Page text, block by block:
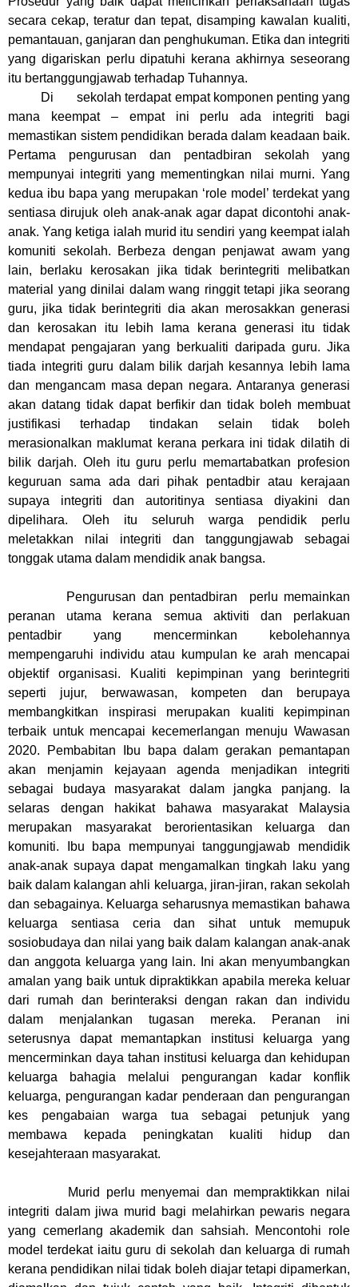
secara cekap, teratur dan tepat, disamping kawalan kualiti,
pemantauan, ganjaran dan penghukuman. Etika dan integriti
yang digariskan perlu dipatuhi kerana akhirnya seseorang
itu bertanggungjawab terhadap Tuhannya.
Di sekolah terdapat empat komponen penting yang
mana keempat – empat ini perlu ada integriti bagi
memastikan sistem pendidikan berada dalam keadaan baik.
Pertama pengurusan dan pentadbiran sekolah yang
mempunyai integriti yang mementingkan nilai murni. Yang
kedua ibu bapa yang merupakan ‘role model’ terdekat yang
sentiasa dirujuk oleh anak-anak agar dapat dicontohi anak-
anak. Yang ketiga ialah murid itu sendiri yang keempat ialah
komuniti sekolah. Berbeza dengan penjawat awam yang
lain, berlaku kerosakan jika tidak berintegriti melibatkan
material yang dinilai dalam wang ringgit tetapi jika seorang
guru, jika tidak berintegriti dia akan merosakkan generasi
dan kerosakan itu lebih lama kerana generasi itu tidak
mendapat pengajaran yang berkualiti daripada guru. Jika
tiada integriti guru dalam bilik darjah kesannya lebih lama
dan mengancam masa depan negara. Antaranya generasi
akan datang tidak dapat berfikir dan tidak boleh membuat
justifikasi terhadap tindakan selain tidak boleh
merasionalkan maklumat kerana perkara ini tidak dilatih di
bilik darjah. Oleh itu guru perlu memartabatkan profesion
keguruan sama ada dari pihak pentadbir atau kerajaan
supaya integriti dan autoritinya sentiasa diyakini dan
dipelihara. Oleh itu seluruh warga pendidik perlu
meletakkan nilai integriti dan tanggungjawab sebagai
tonggak utama dalam mendidik anak bangsa.
Pengurusan dan pentadbiran perlu memainkan
peranan utama kerana semua aktiviti dan perlakuan
pentadbir yang mencerminkan kebolehannya
mempengaruhi individu atau kumpulan ke arah mencapai
objektif organisasi. Kualiti kepimpinan yang berintegriti
seperti jujur, berwawasan, kompeten dan berupaya
membangkitkan inspirasi merupakan kualiti kepimpinan
terbaik untuk mencapai kecemerlangan menuju Wawasan
2020. Pembabitan Ibu bapa dalam gerakan pemantapan
akan menjamin kejayaan agenda menjadikan integriti
sebagai budaya masyarakat dalam jangka panjang. Ia
selaras dengan hakikat bahawa masyarakat Malaysia
merupakan masyarakat berorientasikan keluarga dan
komuniti. Ibu bapa mempunyai tanggungjawab mendidik
anak-anak supaya dapat mengamalkan tingkah laku yang
baik dalam kalangan ahli keluarga, jiran-jiran, rakan sekolah
dan sebagainya. Keluarga seharusnya memastikan bahawa
keluarga sentiasa ceria dan sihat untuk memupuk
sosiobudaya dan nilai yang baik dalam kalangan anak-anak
dan anggota keluarga yang lain. Ini akan menyumbangkan
amalan yang baik untuk dipraktikkan apabila mereka keluar
dari rumah dan berinteraksi dengan rakan dan individu
dalam menjalankan tugasan mereka. Peranan ini
seterusnya dapat memantapkan institusi keluarga yang
mencerminkan daya tahan institusi keluarga dan kehidupan
keluarga bahagia melalui pengurangan kadar konflik
keluarga, pengurangan kadar penderaan dan pengurangan
kes pengabaian warga tua sebagai petunjuk yang
membawa kepada peningkatan kualiti hidup dan
kesejahteraan masyarakat.
Murid perlu menyemai dan mempraktikkan nilai
integriti dalam jiwa murid bagi melahirkan pewaris negara
yang cemerlang akademik dan sahsiah. Mencontohi role
model terdekat iaitu guru di sekolah dan keluarga di rumah
kerana pendidikan nilai tidak boleh diajar tetapi dipamerkan,